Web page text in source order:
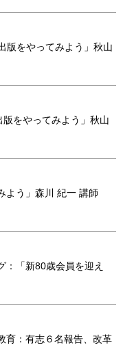
版をやってみよう」秋山
をやってみよう」秋山
よう」森川 紀一 講師
：「新80歳会員を迎え
育：有志６名報告、改革